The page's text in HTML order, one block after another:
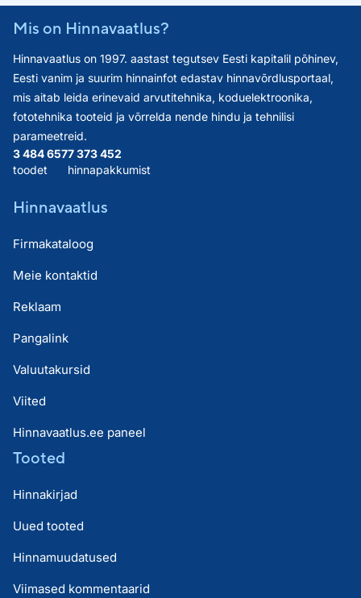
Mis on Hinnavaatlus?
Hinnavaatlus on 1997. aastast tegutsev Eesti kapitalil põhinev,
Eesti vanim ja suurim hinnainfot edastav hinnavõrdlusportaal,
mis aitab leida erinevaid arvutitehnika, koduelektroonika,
fototehnika tooteid ja võrrelda nende hindu ja tehnilisi
parameetreid.
3 484 657
toodet
7 373 452
hinnapakkumist
Hinnavaatlus
Firmakataloog
Meie kontaktid
Reklaam
Pangalink
Valuutakursid
Viited
Hinnavaatlus.ee paneel
Tooted
Hinnakirjad
Uued tooted
Hinnamuudatused
Viimased kommentaarid